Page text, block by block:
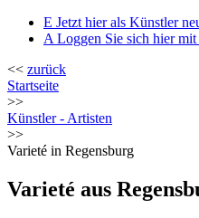
E Jetzt hier als Künstler
A Loggen Sie sich hier
<< zurück
Startseite
>>
Künstler - Artisten
>>
Varieté in Regensburg
Varieté aus